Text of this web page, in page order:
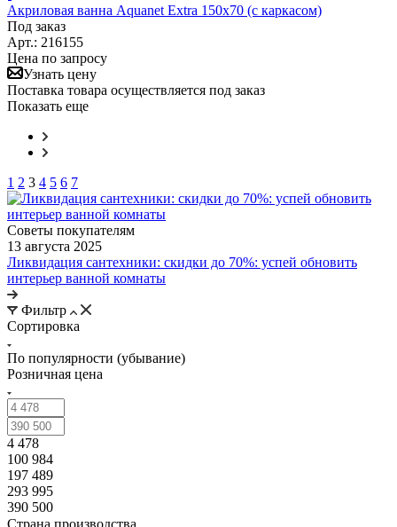
Акриловая ванна Aquanet Extra 150x70 (с каркасом)
Под заказ
Арт.: 216155
Цена по запросу
Узнать цену
Поставка товара осуществляется под заказ
Показать еще
1 2 3 4 5 6 7
Советы покупателям
13 августа 2025
Ликвидация сантехники: скидки до 70%: успей обновить
интерьер ванной комнаты
Фильтр
Сортировка
По популярности (убывание)
Розничная цена
4 478
100 984
197 489
293 995
390 500
Страна производства